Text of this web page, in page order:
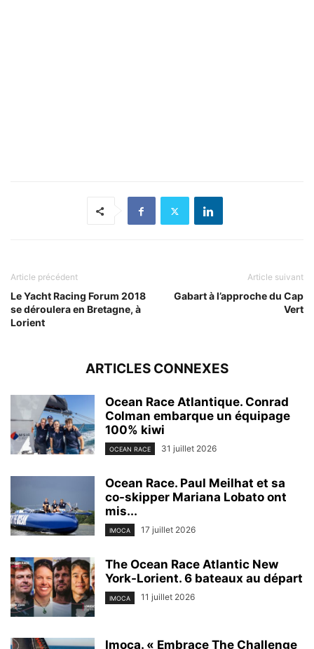
Article précédent
Le Yacht Racing Forum 2018
se déroulera en Bretagne, à
Lorient
Article suivant
Gabart à l’approche du Cap
Vert
ARTICLES CONNEXES
Ocean Race Atlantique. Conrad
Colman embarque un équipage
100% kiwi
OCEAN RACE 31 juillet 2026
Ocean Race. Paul Meilhat et sa
co-skipper Mariana Lobato ont
mis...
IMOCA 17 juillet 2026
The Ocean Race Atlantic New
York-Lorient. 6 bateaux au départ
IMOCA 11 juillet 2026
Imoca. « Embrace The Challenge